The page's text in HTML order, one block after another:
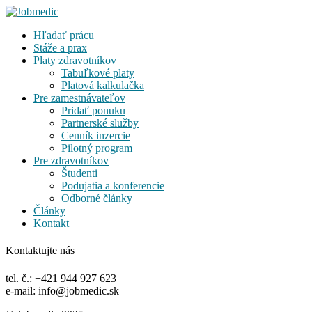
Hľadať prácu
Stáže a prax
Platy zdravotníkov
Tabuľkové platy
Platová kalkulačka
Pre zamestnávateľov
Pridať ponuku
Partnerské služby
Cenník inzercie
Pilotný program
Pre zdravotníkov
Študenti
Podujatia a konferencie
Odborné články
Články
Kontakt
Kontaktujte nás
tel. č.: +421 944 927 623
e-mail: info@jobmedic.sk